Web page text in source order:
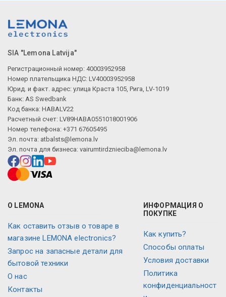
SIA "Lemona Latvija"
Регистрационный номер: 40003952958
Номер плательщика НДС: LV40003952958
Юрид. и факт. адрес: улица Краста 105, Рига, LV-1019
Банк: AS Swedbank
Код банка: HABALV22
Расчетный счет: LV89HABA0551018001906
Номер телефона: +371 67605495
Эл. почта: atbalsts@lemona.lv
Эл. почта для бизнеса: vairumtirdznieciba@lemona.lv
О LEMONA
Как оставить отзыв о товаре в
магазине LEMONA electronics?
Запрос на запасные детали для
бытовой техники
О нас
Контакты
ИНФОРМАЦИЯ О
ПОКУПКЕ
Как купить?
Способы оплаты
Условия доставки
Политика
конфиденциальност